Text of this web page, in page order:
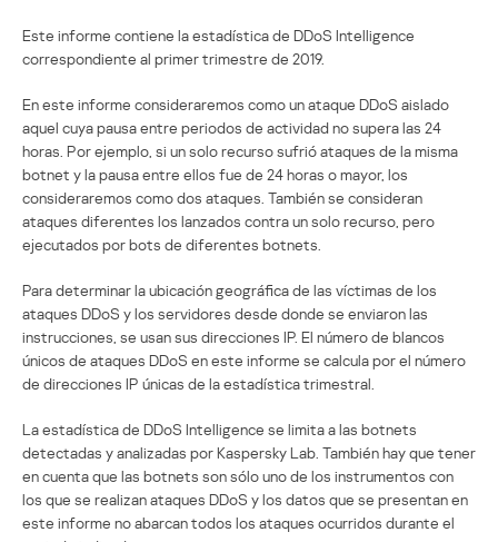
Este informe contiene la estadística de DDoS Intelligence
correspondiente al primer trimestre de 2019.
En este informe consideraremos como un ataque DDoS aislado
aquel cuya pausa entre periodos de actividad no supera las 24
horas. Por ejemplo, si un solo recurso sufrió ataques de la misma
botnet y la pausa entre ellos fue de 24 horas o mayor, los
consideraremos como dos ataques. También se consideran
ataques diferentes los lanzados contra un solo recurso, pero
ejecutados por bots de diferentes botnets.
Para determinar la ubicación geográfica de las víctimas de los
ataques DDoS y los servidores desde donde se enviaron las
instrucciones, se usan sus direcciones IP. El número de blancos
únicos de ataques DDoS en este informe se calcula por el número
de direcciones IP únicas de la estadística trimestral.
La estadística de DDoS Intelligence se limita a las botnets
detectadas y analizadas por Kaspersky Lab. También hay que tener
en cuenta que las botnets son sólo uno de los instrumentos con
los que se realizan ataques DDoS y los datos que se presentan en
este informe no abarcan todos los ataques ocurridos durante el